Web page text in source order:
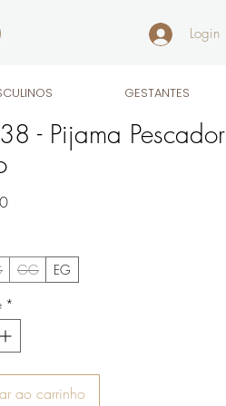
Login
GESTANTES
- Pijama Pescador
Preço
GG
EG
*
ao carrinho